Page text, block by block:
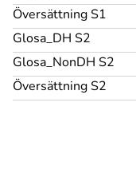
Översättning S1
Glosa_DH S2
Glosa_NonDH S2
Översättning S2